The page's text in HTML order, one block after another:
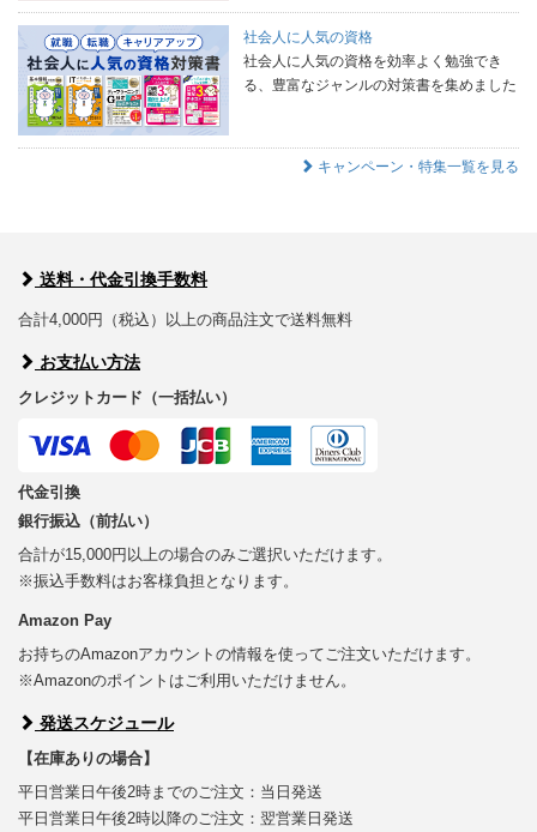
社会人に人気の資格
社会人に人気の資格を効率よく勉強でき
る、豊富なジャンルの対策書を集めました
キャンペーン・特集一覧を見る
送料・代金引換手数料
合計4,000円（税込）以上の商品注文で送料無料
お支払い方法
クレジットカード（一括払い）
代金引換
銀行振込（前払い）
合計が15,000円以上の場合のみご選択いただけます。
※振込手数料はお客様負担となります。
Amazon Pay
お持ちのAmazonアカウントの情報を使ってご注文いただけます。
※Amazonのポイントはご利用いただけません。
発送スケジュール
【在庫ありの場合】
平日営業日午後2時までのご注文：当日発送
平日営業日午後2時以降のご注文：翌営業日発送